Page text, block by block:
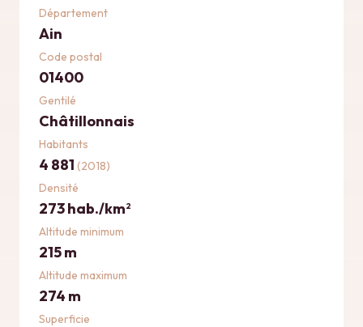
Département
Ain
Code postal
01400
Gentilé
Châtillonnais
Habitants
4 881 (2018)
Densité
273 hab./km2
Altitude minimum
215 m
Altitude maximum
274 m
Superficie